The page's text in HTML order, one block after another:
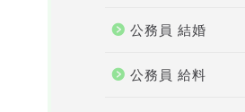
公務員 結婚
公務員 給料